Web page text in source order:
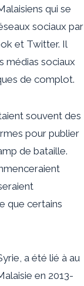
qui se
sociaux par
et Twitter. Il
médias sociaux
de complot.
souvent des
pour publier
de bataille.
que certains
a été lié à au
en 2013-